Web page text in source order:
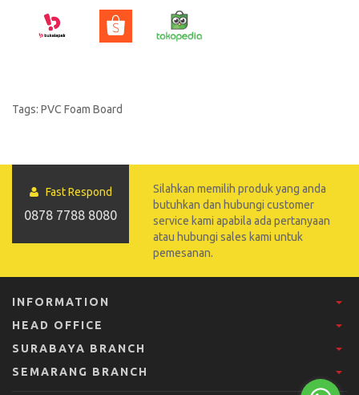
Tags: PVC Foam Board
Fast Respond
0878 7788 8080
Silahkan memilih produk yang anda
butuhkan dan hubungi customer
service kami apabila ada pertanyaan
atau hubungi sales kami untuk
pemesanan.
INFORMATION
HEAD OFFICE
SURABAYA BRANCH
SEMARANG BRANCH